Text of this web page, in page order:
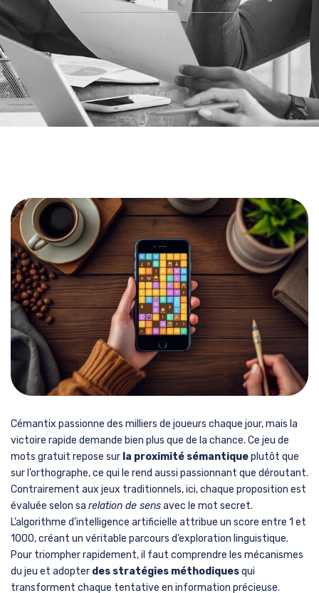
PartHenry 03/02/2026
Cémantix passionne des milliers de joueurs chaque jour, mais la
victoire rapide demande bien plus que de la chance. Ce jeu de
mots gratuit repose surla proximité sémantiqueplutôt que
sur l’orthographe, ce qui le rend aussi passionnant que déroutant.